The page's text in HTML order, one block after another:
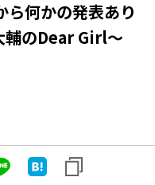
何かの発表あり
輔のDear Girl〜